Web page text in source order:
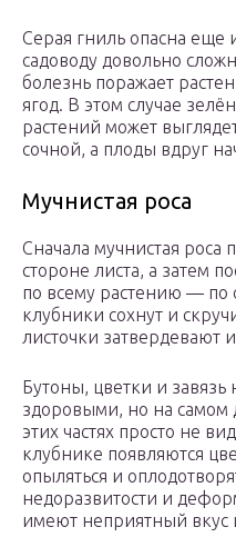
Серая гниль опасна еще
садоводу довольно
болезнь поражает
ягод. В этом случае
растений может
сочной, а плоды вдруг
Мучнистая роса
Сначала мучнистая роса
стороне листа, а затем
по всему растению — по
клубники сохнут и
листочки затвердевают
Бутоны, цветки и завязь
здоровыми, но на самом
этих частях просто не
клубнике появляются
опыляться и
недоразвитости и
имеют неприятный вкус